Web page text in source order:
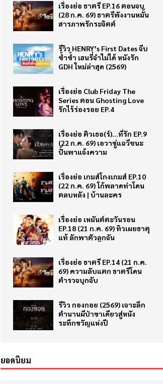
เรื่องย่อ ธาตรี EP.16 ตอนจบ
(28 ก.ค. 69) ธาตรีพังงานหมั้น
สารภาพรักระจิตต์
รีวิว HENRY’s First Dates จีบ
ซ้ำซ้ำ เฮนรี่จำไม่ได้ หนังรัก
GDH ใหม่ล่าสุด (2569)
เรื่องย่อ Club Friday The
Series ตอน Ghosting Love
รักไร้ร่องรอย EP.4
เรื่องย่อ ติวเธอ(ร์)…ที่รัก EP.9
(22 ก.ค. 69) เอวาขู่แฉวีชนะ
ปั้นพาแจ้งความ
เรื่องย่อ เกมส์โกงเกมส์ EP.10
(22 ก.ค. 69) โก้พลาดท่าโดน
ตลบหลัง | บ้านละคร
เรื่องย่อ เหมันต์ตะวันรอน
EP.18 (21 ก.ค. 69) ทิวเผยธาตุ
แท้ ลักพาตัวลูกจัน
เรื่องย่อ ธาตรี EP.14 (21 ก.ค.
69) ความลับแตก ธาตรีโดน
ตำรวจบุกจับ
รีวิว กองกอย (2569) เจาะลึก
ตำนานผีป่าขาเดียวสู่หนัง
ระทึกขวัญแห่งปี
ยอดนิยม